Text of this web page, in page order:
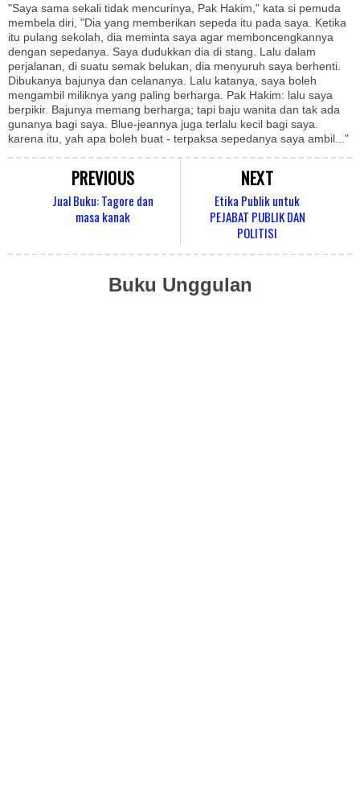
"Saya sama sekali tidak mencurinya, Pak Hakim," kata si pemuda
membela diri, "Dia yang memberikan sepeda itu pada saya. Ketika
itu pulang sekolah, dia meminta saya agar memboncengkannya
dengan sepedanya. Saya dudukkan dia di stang. Lalu dalam
perjalanan, di suatu semak belukan, dia menyuruh saya berhenti.
Dibukanya bajunya dan celananya. Lalu katanya, saya boleh
mengambil miliknya yang paling berharga. Pak Hakim: lalu saya
berpikir. Bajunya memang berharga; tapi baju wanita dan tak ada
gunanya bagi saya. Blue-jeannya juga terlalu kecil bagi saya.
karena itu, yah apa boleh buat - terpaksa sepedanya saya ambil..."
NEXT
Etika Publik untuk
PEJABAT PUBLIK DAN
POLITISI
PREVIOUS
Jual Buku: Tagore dan
masa kanak
Buku Unggulan